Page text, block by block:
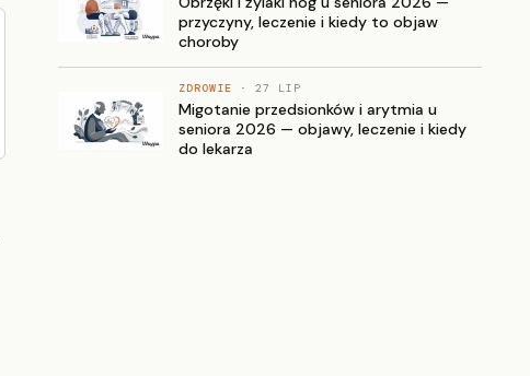
przyczyny, leczenie i kiedy to objaw
choroby
ZDROWIE · 27 LIP
Migotanie przedsionków i arytmia u
seniora 2026 — objawy, leczenie i kiedy
do lekarza